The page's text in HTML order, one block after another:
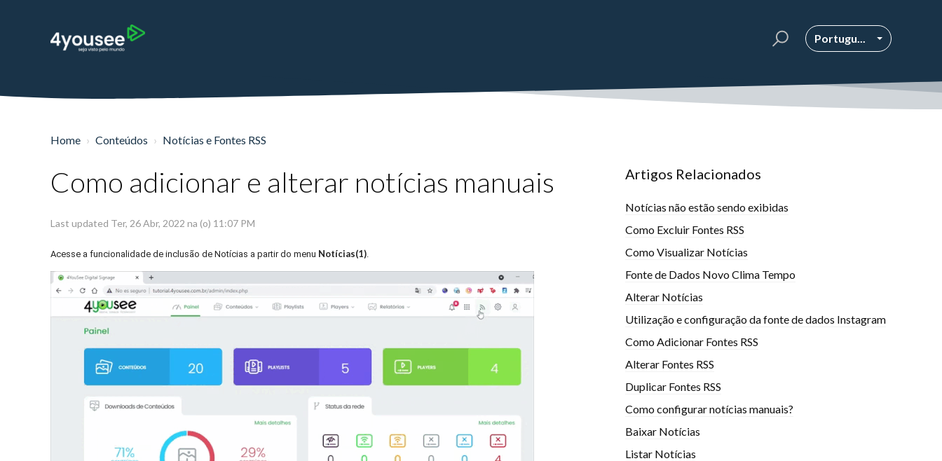
Portugu...
Home Conteúdos Notícias e Fontes RSS
Como adicionar e alterar notícias manuais
Last updated Ter, 26 Abr, 2022 na (o) 11:07 PM
Acesse a funcionalidade de inclusão de Notícias a partir do menu Notícias(1).
Artigos Relacionados
Notícias não estão sendo exibidas
Como Excluir Fontes RSS
Como Visualizar Notícias
Fonte de Dados Novo Clima Tempo
Alterar Notícias
Utilização e configuração da fonte de dados Instagram
Como Adicionar Fontes RSS
Alterar Fontes RSS
Duplicar Fontes RSS
Como configurar notícias manuais?
Baixar Notícias
Listar Notícias